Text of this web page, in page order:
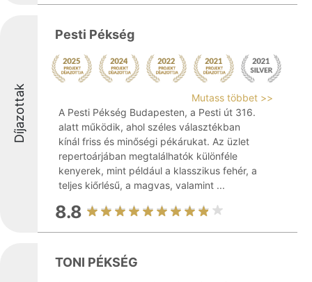
Díjazottak
Pesti Pékség
Mutass többet >>
A Pesti Pékség Budapesten, a Pesti út 316.
alatt működik, ahol széles választékban
kínál friss és minőségi pékárukat. Az üzlet
repertoárjában megtalálhatók különféle
kenyerek, mint például a klasszikus fehér, a
teljes kiőrlésű, a magvas, valamint ...
8.8
TONI PÉKSÉG